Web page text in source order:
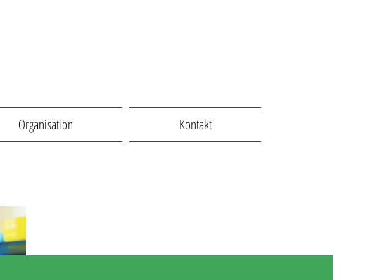
Organisation Kontakt